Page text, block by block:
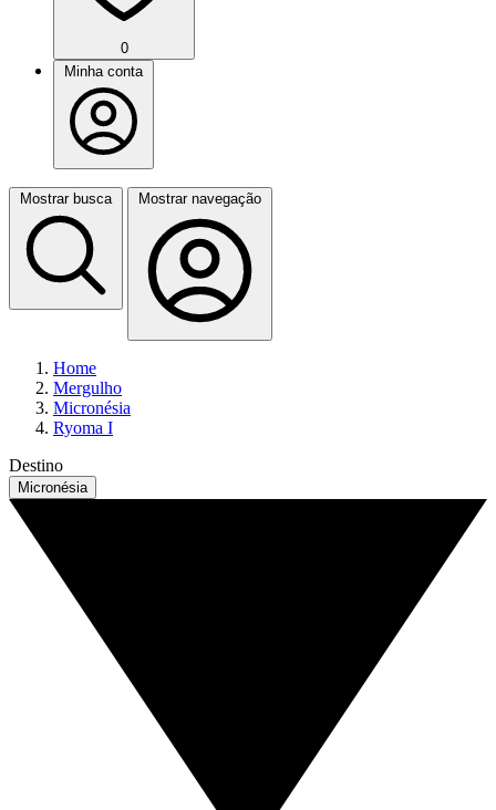
0
Minha conta
Mostrar busca Mostrar navegação
Home
Mergulho
Micronésia
Ryoma I
Destino
Micronésia